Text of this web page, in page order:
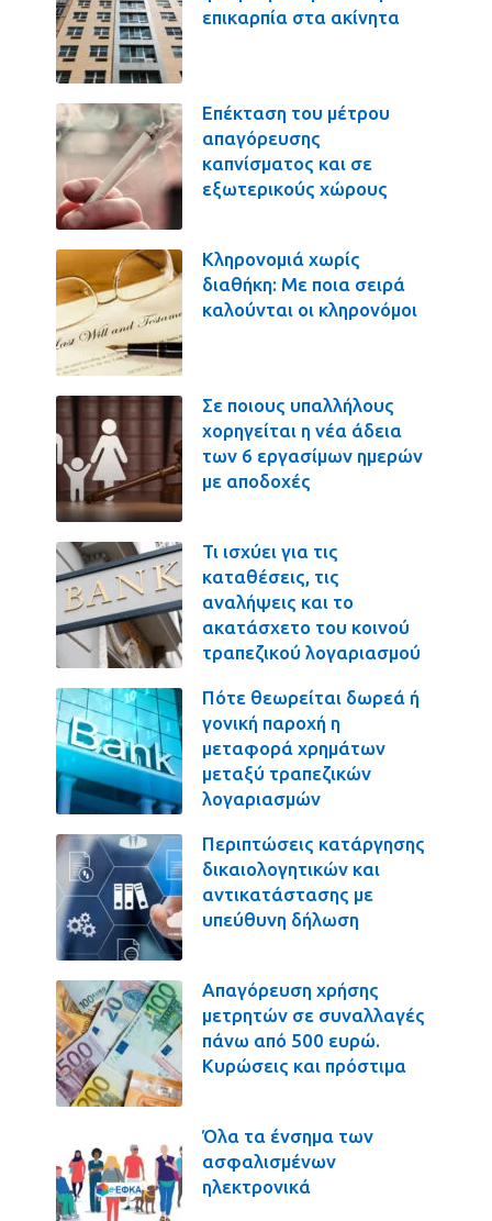
επικαρπία στα ακίνητα
Επέκταση του μέτρου
απαγόρευσης
καπνίσματος και σε
εξωτερικούς χώρους
Κληρονομιά χωρίς
διαθήκη: Με ποια σειρά
καλούνται οι κληρονόμοι
Σε ποιους υπαλλήλους
χορηγείται η νέα άδεια
των 6 εργασίμων ημερών
με αποδοχές
Τι ισχύει για τις
καταθέσεις, τις
αναλήψεις και το
ακατάσχετο του κοινού
τραπεζικού λογαριασμού
Πότε θεωρείται δωρεά ή
γονική παροχή η
μεταφορά χρημάτων
μεταξύ τραπεζικών
λογαριασμών
Περιπτώσεις κατάργησης
δικαιολογητικών και
αντικατάστασης με
υπεύθυνη δήλωση
Απαγόρευση χρήσης
μετρητών σε συναλλαγές
πάνω από 500 ευρώ.
Κυρώσεις και πρόστιμα
Όλα τα ένσημα των
ασφαλισμένων
ηλεκτρονικά